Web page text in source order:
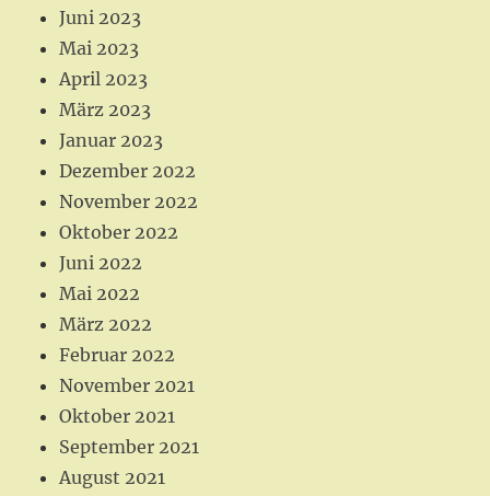
Juni 2023
Mai 2023
April 2023
März 2023
Januar 2023
Dezember 2022
November 2022
Oktober 2022
Juni 2022
Mai 2022
März 2022
Februar 2022
November 2021
Oktober 2021
September 2021
August 2021